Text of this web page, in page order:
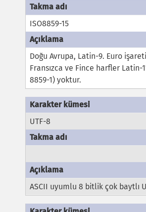
ISO8859-15
Doğu Avrupa, Latin-9. Euro
Fransızca ve Fince harfler Latin-
8859-1) yoktur.
UTF-8
ASCII uyumlu 8 bitlik çok baytlı